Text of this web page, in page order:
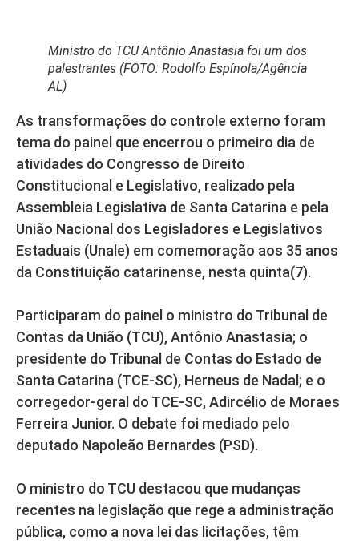
Ministro do TCU Antônio Anastasia foi um dos
palestrantes (FOTO: Rodolfo Espínola/Agência
AL)
As transformações do controle externo foram
tema do painel que encerrou o primeiro dia de
atividades do Congresso de Direito
Constitucional e Legislativo, realizado pela
Assembleia Legislativa de Santa Catarina e pela
União Nacional dos Legisladores e Legislativos
Estaduais (Unale) em comemoração aos 35 anos
da Constituição catarinense, nesta quinta(7).
Participaram do painel o ministro do Tribunal de
Contas da União (TCU), Antônio Anastasia; o
presidente do Tribunal de Contas do Estado de
Santa Catarina (TCE-SC), Herneus de Nadal; e o
corregedor-geral do TCE-SC, Adircélio de Moraes
Ferreira Junior. O debate foi mediado pelo
deputado Napoleão Bernardes (PSD).
O ministro do TCU destacou que mudanças
recentes na legislação que rege a administração
pública, como a nova lei das licitações, têm